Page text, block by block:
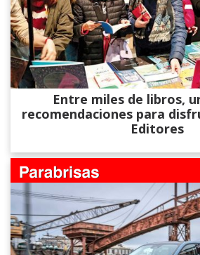
Entre miles de libros,
recomendaciones para
Editores